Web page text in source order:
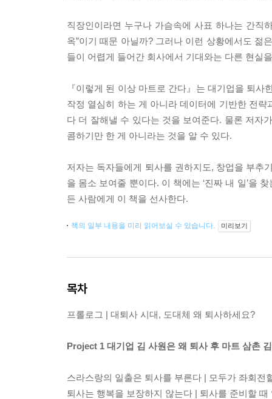
직장인이라면 누구나 가슴속에 사표 하나는 간직
옥”이기 때문 아닐까? 그러나 이런 상황에서도 젊
들이 어렵게 들어간 회사에서 기대와는 다른 현실
『이렇게 된 이상 마트로 간다』는 대기업을 퇴
작정 열심히 하는 게 아니라 데이터에 기반한 전
다 더 잘해낼 수 있다는 것을 보여준다. 물론 저자
콤하기만 한 게 아니라는 것을 알 수 있다.
저자는 독자들에게 퇴사를 권하지도, 창업을 부추
을 몸소 보여줄 뿐이다. 이 책에는 ‘진짜 내 일’을
든 사람에게 이 책을 선사한다.
책의 일부 내용을 미리 읽어보실 수 있습니다. 미리보기
목차
프롤로그 | 대퇴사 시대, 도대체 왜 퇴사하세요?
Project 1 대기업 김 사원은 왜 퇴사 후 마트 삼촌
스라스랑의 일출은 퇴사를 부른다 | 모두가 좌회전
퇴사는 행복을 보장하지 않는다 | 퇴사를 준비할 때